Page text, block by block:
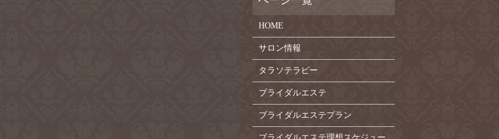
HOME
サロン情報
タラソテラピー
ブライダルエステ
ブライダルエステプラン